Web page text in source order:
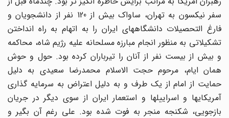
سفر نیکسون به تهران، ساواک بیش از 120 نفر از دانشجویان و
فارغ التحصیلات دانشگاههای ایران را به اتهام به راه انداختن
تشکیلاتی به منظور انجام مبارزه مسلحانه علیه رژیم شاه، محاکمه
و بیش از بیست نفر از آنان را تیرباران کرده بود. حول و حوش
همان ایام، مرحوم حجت الاسلام محمدرضا سعیدی به دلیل
حمایت از امام از یک طرف و به دلیل اعتراض به سرمایه گذاری
آمریکایها و اسراییلها و استعمار ایران از سوی دیگر در جریان
بازجویی، شکنجه منجر به فوت شده بود. علی رغم آن بگیر و